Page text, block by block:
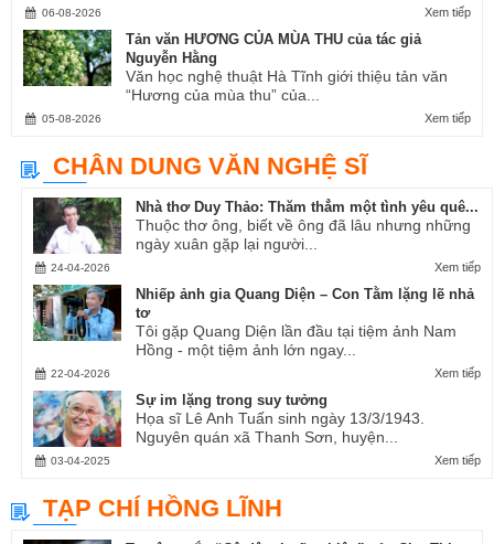
Xem tiếp
06-08-2026
Tản văn HƯƠNG CỦA MÙA THU của tác giả
Nguyễn Hằng
Văn học nghệ thuật Hà Tĩnh giới thiệu tản văn
“Hương của mùa thu” của...
Xem tiếp
05-08-2026
CHÂN DUNG VĂN NGHỆ SĨ
Nhà thơ Duy Thảo: Thăm thẳm một tình yêu quê...
Thuộc thơ ông, biết về ông đã lâu nhưng những
ngày xuân gặp lại người...
Xem tiếp
24-04-2026
Nhiếp ảnh gia Quang Diện – Con Tằm lặng lẽ nhả
tơ
Tôi gặp Quang Diện lần đầu tại tiệm ảnh Nam
Hồng - một tiệm ảnh lớn ngay...
Xem tiếp
22-04-2026
Sự im lặng trong suy tưởng
Họa sĩ Lê Anh Tuấn sinh ngày 13/3/1943.
Nguyên quán xã Thanh Sơn, huyện...
Xem tiếp
03-04-2025
TẠP CHÍ HỒNG LĨNH